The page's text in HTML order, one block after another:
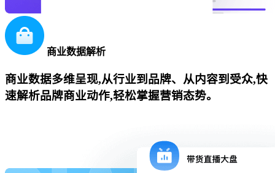
商业数据解析
商业数据多维呈现,从行业到品牌、从内容到受众,快
速解析品牌商业动作,轻松掌握营销态势。